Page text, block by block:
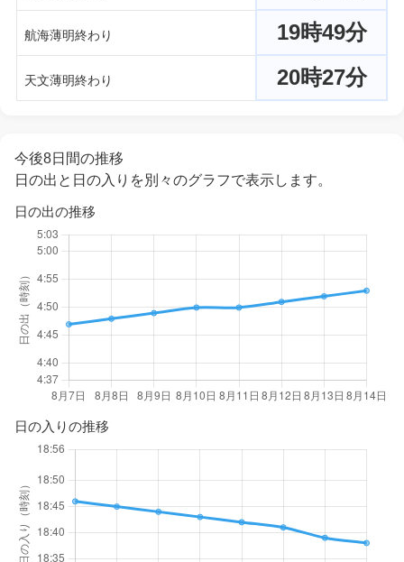
航海薄明終わり 19時49分
天文薄明終わり 20時27分
今後8日間の推移
日の出と日の入りを別々のグラフで表示します。
日の出の推移
日の入りの推移